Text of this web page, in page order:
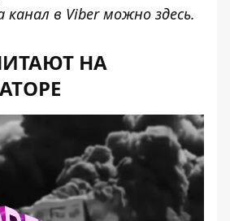
канал в Viber можно здесь.
НА